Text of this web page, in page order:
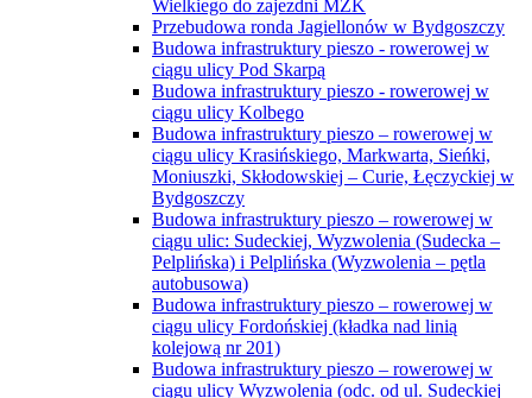
Wielkiego do zajezdni MZK
Przebudowa ronda Jagiellonów w Bydgoszczy
Budowa infrastruktury pieszo - rowerowej w
ciągu ulicy Pod Skarpą
Budowa infrastruktury pieszo - rowerowej w
ciągu ulicy Kolbego
Budowa infrastruktury pieszo – rowerowej w
ciągu ulicy Krasińskiego, Markwarta, Sieńki,
Moniuszki, Skłodowskiej – Curie, Łęczyckiej w
Bydgoszczy
Budowa infrastruktury pieszo – rowerowej w
ciągu ulic: Sudeckiej, Wyzwolenia (Sudecka –
Pelplińska) i Pelplińska (Wyzwolenia – pętla
autobusowa)
Budowa infrastruktury pieszo – rowerowej w
ciągu ulicy Fordońskiej (kładka nad linią
kolejową nr 201)
Budowa infrastruktury pieszo – rowerowej w
ciągu ulicy Wyzwolenia (odc. od ul. Sudeckiej